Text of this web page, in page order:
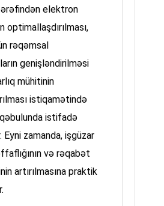
elektron
optimallaşdırılması,
rəqəmsal
genişləndirilməsi
mühitinin
istiqamətində
istifadə
Eyni zamanda, işgüzar
və rəqabət
artırılmasına praktik